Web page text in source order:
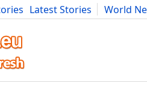
Latest Stories
World
Cars Advice Science